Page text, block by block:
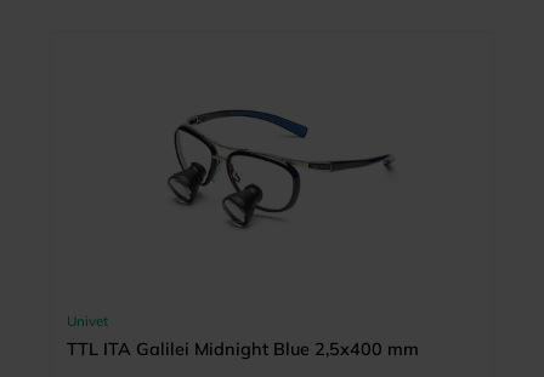
Univet
TTL ITA Galilei Midnight Blue 2,5x400 mm